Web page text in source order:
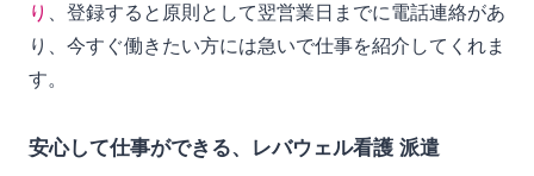
り
、登録すると原則として翌営業日までに電話連絡があ
り、今すぐ働きたい方には急いで仕事を紹介してくれま
す。
安心して仕事ができる、レバウェル看護 派遣